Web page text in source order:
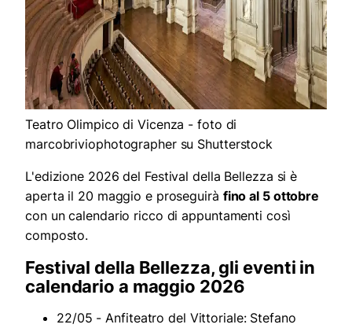
Teatro Olimpico di Vicenza - foto di
marcobriviophotographer su Shutterstock
L'edizione 2026 del Festival della Bellezza si è
aperta il 20 maggio e proseguirà fino al 5 ottobre
con un calendario ricco di appuntamenti così
composto.
Festival della Bellezza, gli eventi in
calendario a maggio 2026
22/05 - Anfiteatro del Vittoriale: Stefano